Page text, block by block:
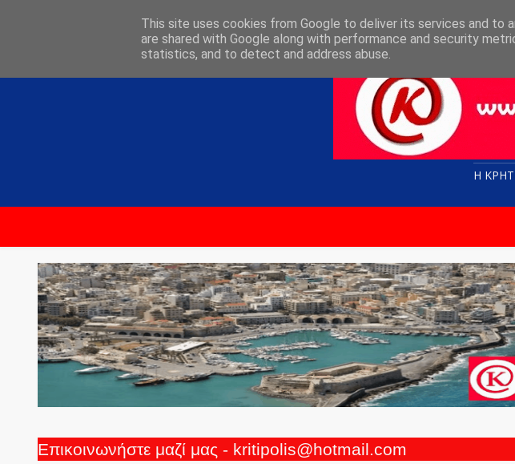
Η
Επικοινωνήστε μαζί μας - kritipolis@hotmail.com
This site uses cookies from Google to deliver its services and to
are shared with Google along with performance and security
statistics, and to detect and address abuse.